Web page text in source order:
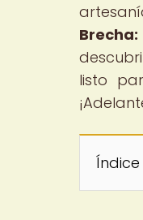
listo
Índice